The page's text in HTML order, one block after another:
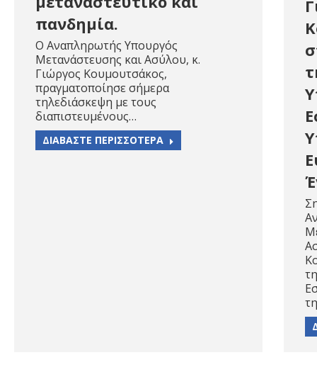
πανδημία.
Ο Αναπληρωτής Υπουργός
Μετανάστευσης και Ασύλου, κ.
Γιώργος Κουμουτσάκος,
πραγματοποίησε σήμερα
τηλεδιάσκεψη με τους
διαπιστευμένους…
ΔΙΑΒΑΣΤΕ ΠΕΡΙΣΣΟΤΕΡΑ